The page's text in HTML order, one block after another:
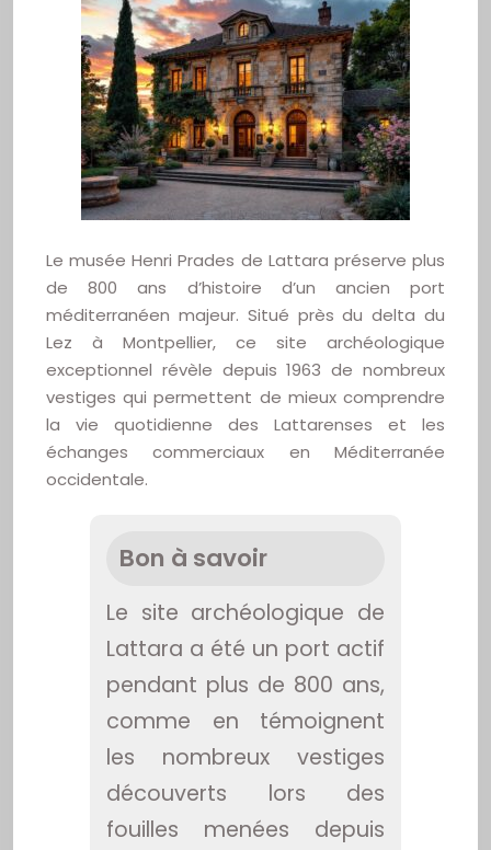
Le musée Henri Prades de Lattara préserve plus
de 800 ans d’histoire d’un ancien port
méditerranéen majeur. Situé près du delta du
Lez à Montpellier, ce site archéologique
exceptionnel révèle depuis 1963 de nombreux
vestiges qui permettent de mieux comprendre
la vie quotidienne des Lattarenses et les
échanges commerciaux en Méditerranée
occidentale.
Bon à savoir
Le site archéologique de
Lattara a été un port actif
pendant plus de 800 ans,
comme en témoignent
les nombreux vestiges
découverts lors des
fouilles menées depuis